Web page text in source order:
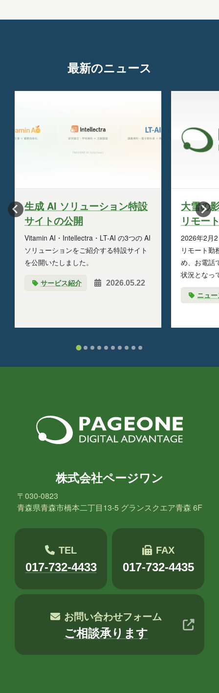
最新のニュース
生成 AI ソリューション特設
サイトの公開
Vitamin AI・Intellectra・LT-AI の3つの AI
ソリューションをご紹介する特設サイト
を公開いたしました。
サービス紹介 2026.05.22
大雪の
リモー
2026年2月
リモート勤
め、お電話
状況となっ
ニュ
株式会社ページワン
〒030-0823
青森県青森市橋本二丁目13-5 グランスクエア青森 6F
TEL
017-732-4433
FAX
017-732-4435
お問い合わせフォーム
ご相談承ります